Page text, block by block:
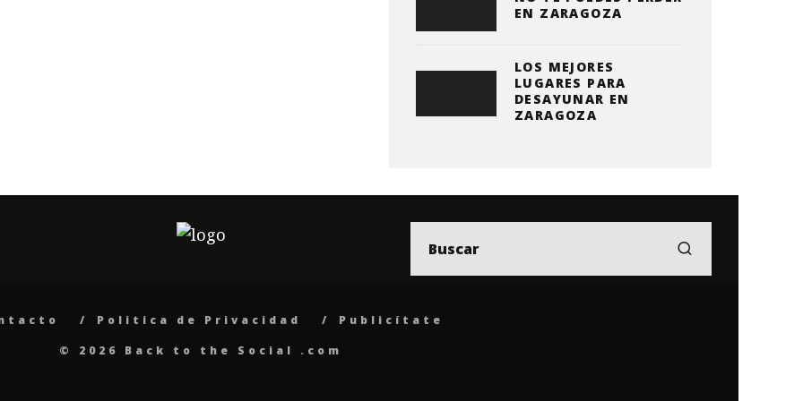
EN ZARAGOZA
LOS MEJORES
LUGARES PARA
DESAYUNAR EN
ZARAGOZA
Politica de Privacidad
Publicítate
© 2026 Back to the Social .com